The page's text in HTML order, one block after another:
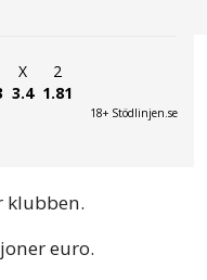
X
3.4
2
1.81
18+ Stödlinjen.se
klubben.
euro.